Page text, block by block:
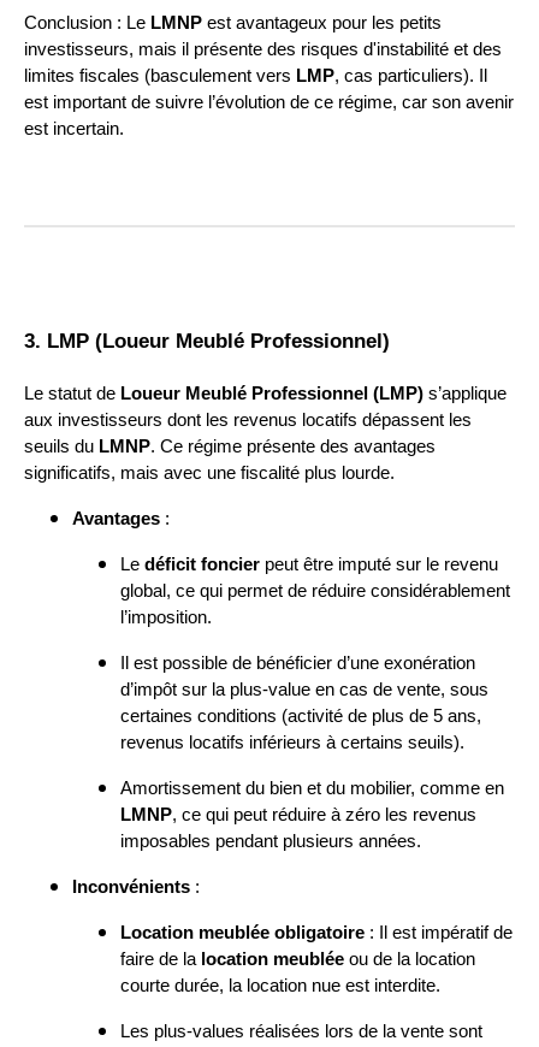
Conclusion : Le LMNP est avantageux pour les petits
investisseurs, mais il présente des risques d'instabilité et des
limites fiscales (basculement vers LMP, cas particuliers). Il
est important de suivre l’évolution de ce régime, car son avenir
est incertain.
3. LMP (Loueur Meublé Professionnel)
Le statut de Loueur Meublé Professionnel (LMP) s’applique
aux investisseurs dont les revenus locatifs dépassent les
seuils du LMNP. Ce régime présente des avantages
significatifs, mais avec une fiscalité plus lourde.
Avantages :
Le déficit foncier peut être imputé sur le revenu
global, ce qui permet de réduire considérablement
l’imposition.
Il est possible de bénéficier d’une exonération
d’impôt sur la plus-value en cas de vente, sous
certaines conditions (activité de plus de 5 ans,
revenus locatifs inférieurs à certains seuils).
Amortissement du bien et du mobilier, comme en
LMNP, ce qui peut réduire à zéro les revenus
imposables pendant plusieurs années.
Inconvénients :
Location meublée obligatoire : Il est impératif de
faire de la location meublée ou de la location
courte durée, la location nue est interdite.
Les plus-values réalisées lors de la vente sont